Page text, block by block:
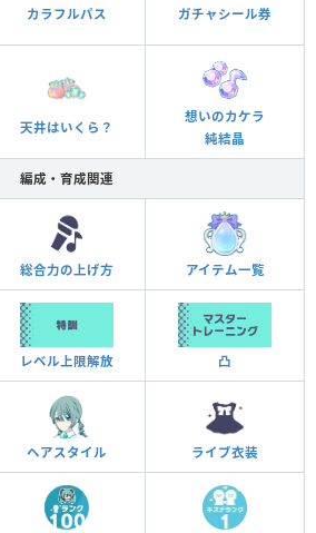
カラフルパス ガチャシール券
天井はいくら？
想いのカケラ
純結晶
編成・育成関連
総合力の上げ方 アイテム一覧
レベル上限解放 凸
ヘアスタイル ライブ衣装